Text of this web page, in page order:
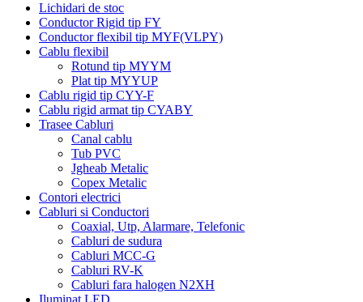
Lichidari de stoc
Conductor Rigid tip FY
Conductor flexibil tip MYF(VLPY)
Cablu flexibil
Rotund tip MYYM
Plat tip MYYUP
Cablu rigid tip CYY-F
Cablu rigid armat tip CYABY
Trasee Cabluri
Canal cablu
Tub PVC
Jgheab Metalic
Copex Metalic
Contori electrici
Cabluri si Conductori
Coaxial, Utp, Alarmare, Telefonic
Cabluri de sudura
Cabluri MCC-G
Cabluri RV-K
Cabluri fara halogen N2XH